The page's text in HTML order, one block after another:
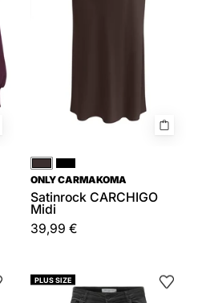
BraunSchwarz
ONLY CARMAKOMA
Satinrock CARCHIGO
Midi
39,99 €
Skinny
PLUS SIZE